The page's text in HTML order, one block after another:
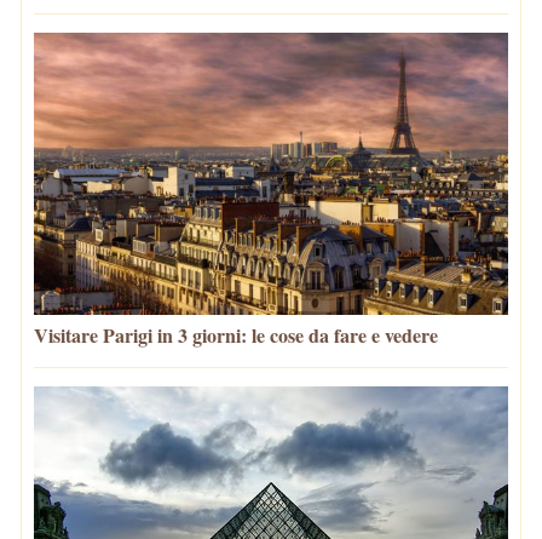
Visitare Parigi in 3 giorni: le cose da fare e vedere